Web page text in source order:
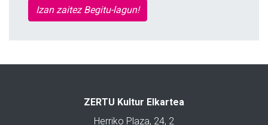
Izan zaitez Begitu-lagun!
ZERTU Kultur Elkartea
Herriko Plaza, 24, 2